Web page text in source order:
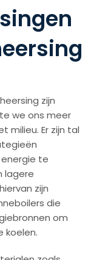
zijn
we ons meer
milieu. Er zijn tal
te
lagere
zijn
die
om
koelen.